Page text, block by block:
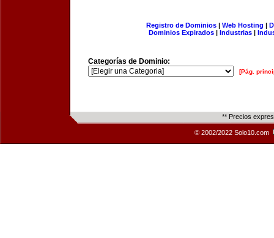
Registro de Dominios| Web Hosting |
Dominios Expirados | Industrias |
Categorías de Dominio:
[Pág.
** Precios
© 2002/2022 Solo10.com